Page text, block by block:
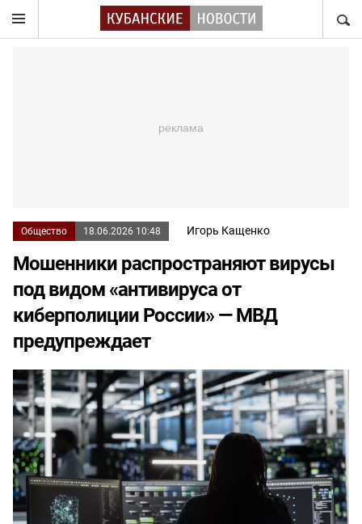
Общество 18.06.2026 10:48 Игорь Кащенко
Мошенники распространяют вирусы
под видом «антивируса от
киберполиции России» — МВД
предупреждает